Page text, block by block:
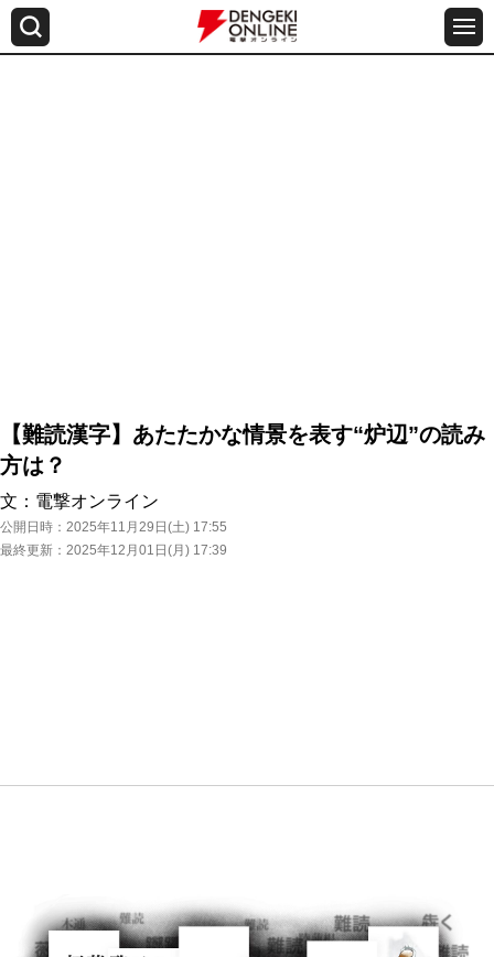
【難読漢字】あたたかな情景を表す“炉辺”の読み
方は？
文： 電撃オンライン
公開日時： 2025年11月29日(土) 17:55
最終更新： 2025年12月01日(月) 17:39